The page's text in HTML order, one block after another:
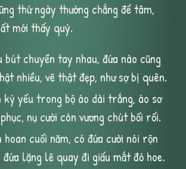
thứ ngày thường chẳng để tâm,
mới thấy quý.
bút chuyền tay nhau, đứa nào cũng
nhiều, vẽ thật đẹp, như sợ bị quên.
kỷ yếu trong bộ áo dài trắng, áo sơ
nụ cười còn vương chút bối rối.
hoan cuối năm, có đứa cười nói rộn
lặng lẽ quay đi giấu mắt đỏ hoe.